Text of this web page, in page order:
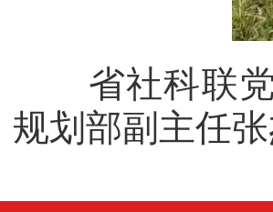
省社科联党
规划部副主任